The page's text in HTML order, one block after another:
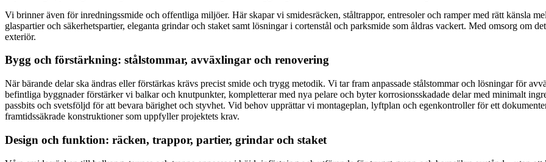
Vi brinner även för inredningssmide och offentliga miljöer. Här skapar vi smidesräcken, ståltrappor, entresoler och ramper med rätt känsla
glaspartier och säkerhetspartier, eleganta grindar och staket samt lösningar i cortenstål och parksmide som åldras vackert. Med omsorg om
exteriör.
Bygg och förstärkning: stålstommar, avväxlingar och renovering
När bärande delar ska ändras eller förstärkas krävs precist smide och trygg metodik. Vi tar fram anpassade stålstommar och lösningar för
befintliga byggnader förstärker vi balkar och knutpunkter, kompletterar med nya pelare och byter korrosionsskadade delar med minimalt
passbits och svetsföljd för att bevara bärighet och styvhet. Vid behov upprättar vi montageplan, lyftplan och egenkontroller för ett
framtidssäkrade konstruktioner som uppfyller projektets krav.
Design och funktion: räcken, trappor, partier, grindar och staket